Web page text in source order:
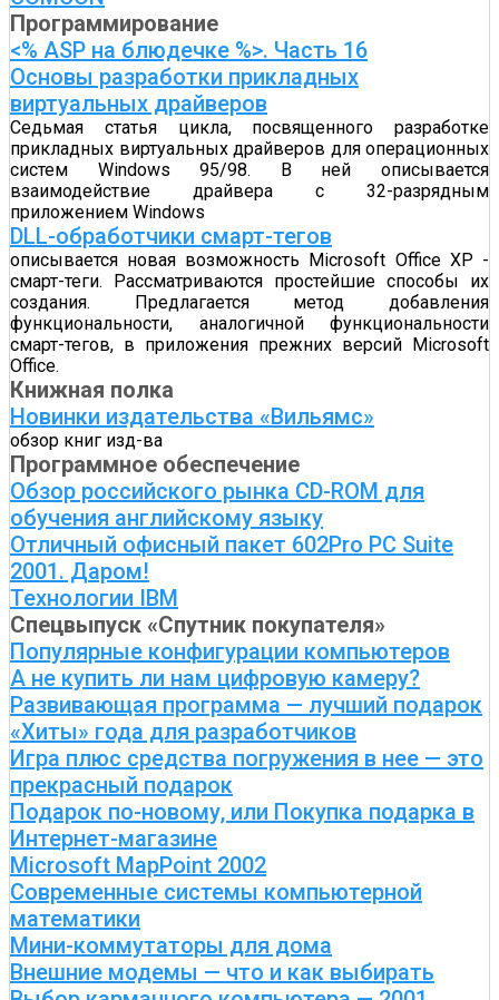
Программирование
<% ASP на блюдечке %>. Часть 16
Основы разработки прикладных
виртуальных драйверов
Седьмая статья цикла, посвященного разработке
прикладных виртуальных драйверов для операционных
систем Windows 95/98. В ней описывается
взаимодействие драйвера с 32-разрядным
приложением Windows
DLL-обработчики смарт-тегов
описывается новая возможность Microsoft Office XP -
смарт-теги. Рассматриваются простейшие способы их
создания. Предлагается метод добавления
функциональности, аналогичной функциональности
смарт-тегов, в приложения прежних версий Microsoft
Office.
Книжная полка
Новинки издательства «Вильямс»
обзор книг изд-ва
Программное обеспечение
Обзор российского рынка CD-ROM для
обучения английскому языку
Отличный офисный пакет 602Pro PC Suite
2001. Даром!
Технологии IBM
Спецвыпуск «Спутник покупателя»
Популярные конфигурации компьютеров
А не купить ли нам цифровую камеру?
Развивающая программа — лучший подарок
«Хиты» года для разработчиков
Игра плюс средства погружения в нее — это
прекрасный подарок
Подарок по-новому, или Покупка подарка в
Интернет-магазине
Microsoft MapPoint 2002
Современные системы компьютерной
математики
Мини-коммутаторы для дома
Внешние модемы — что и как выбирать